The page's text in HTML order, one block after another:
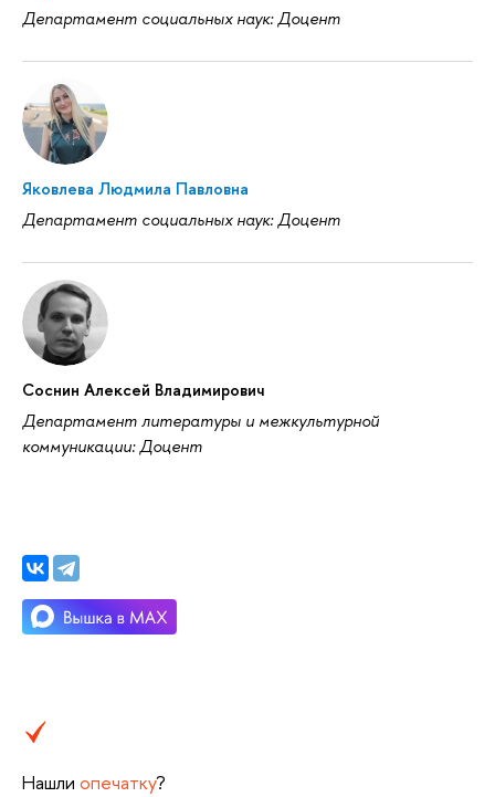
Департамент социальных наук: Доцент
Яковлева Людмила Павловна
Департамент социальных наук: Доцент
Соснин Алексей Владимирович
Департамент литературы и межкультурной
коммуникации: Доцент
Нашли опечатку?